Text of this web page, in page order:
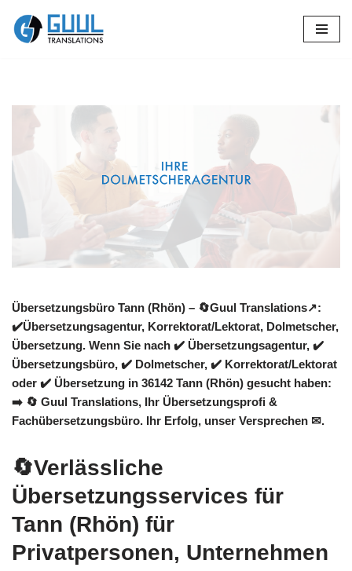
Zum
Übersetzungsbüro Tann (Rhön) – 🔄Guul Translations↗️:
✔️Übersetzungsagentur, Korrektorat/Lektorat, Dolmetscher,
Übersetzung. Wenn Sie nach ✔️ Übersetzungsagentur, ✔️
Übersetzungsbüro, ✔️ Dolmetscher, ✔️ Korrektorat/Lektorat
oder ✔️ Übersetzung in 36142 Tann (Rhön) gesucht haben:
➡️ 🔄 Guul Translations, Ihr Übersetzungsprofi &
Fachübersetzungsbüro. Ihr Erfolg, unser Versprechen ✉.
🔄Verlässliche
Übersetzungsservices für
Tann (Rhön) für
Privatpersonen, Unternehmen